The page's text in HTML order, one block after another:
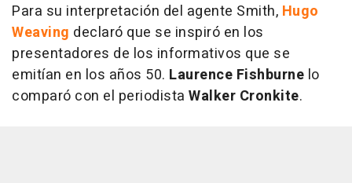
Para su interpretación del agente Smith, Hugo
Weaving declaró que se inspiró en los
presentadores de los informativos que se
emitían en los años 50. Laurence Fishburne lo
comparó con el periodista Walker Cronkite.